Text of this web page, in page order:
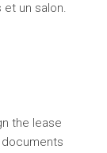
et un salon.
the lease
documents